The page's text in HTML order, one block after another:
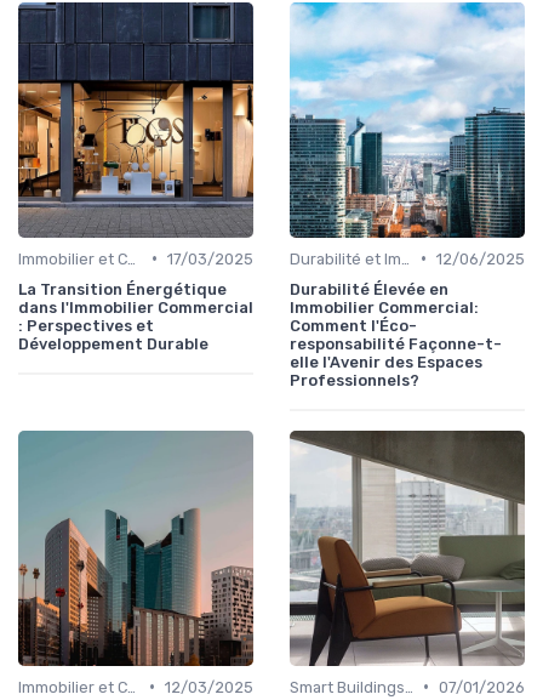
• 17/03/2025
La Transition Énergétique
dans l'Immobilier Commercial
: Perspectives et
Développement Durable
• 12/06/2025
Durabilité Élevée en
Immobilier Commercial:
Comment l'Éco-
responsabilité Façonne-t-
elle l'Avenir des Espaces
Professionnels?
• 12/03/2025
• 07/01/2026